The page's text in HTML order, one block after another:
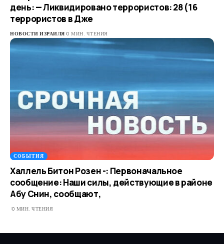
день: — Ликвидировано террористов: 28 (16
террористов в Дже
НОВОСТИ ИЗРАИЛЯ 0 МИН. ЧТЕНИЯ
СОБЫТИЯ
Халлель Битон Розен -: Первоначальное
сообщение: Наши силы, действующие в районе
Абу Снин, сообщают,
0 МИН. ЧТЕНИЯ